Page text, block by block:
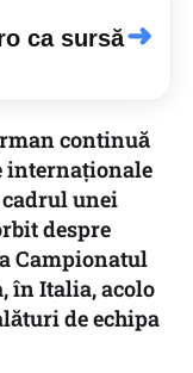
ca sursă➜
continuă
internaționale
unei
despre
Campionatul
în Italia, acolo
de echipa